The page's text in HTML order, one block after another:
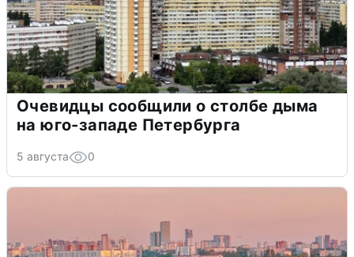
Очевидцы сообщили о столбе дыма
на юго-западе Петербурга
5 августа 0